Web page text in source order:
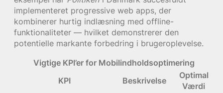
implementeret progressive web apps, der
kombinerer hurtig indlæsning med offline-
funktionaliteter — hvilket demonstrerer den
potentielle markante forbedring i brugeroplevelse.
Vigtige KPI’er for Mobilindholdsoptimering
KPI
Beskrivelse
Optimal
Værdi